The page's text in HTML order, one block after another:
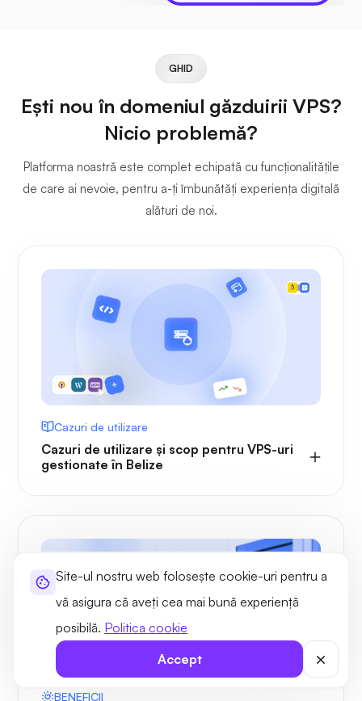
Site-ul nostru web folosește cookie-uri pentru a
vă asigura că aveți cea mai bună experiență
posibilă. Politica cookie
Accept
GHID
Ești nou în domeniul găzduirii VPS?
Nicio problemă?
Platforma noastră este complet echipată cu funcționalitățile
de care ai nevoie, pentru a-ți îmbunătăți experiența digitală
alături de noi.
Cazuri de utilizare
Cazuri de utilizare și scop pentru VPS-uri
gestionate în Belize
BENEFICII